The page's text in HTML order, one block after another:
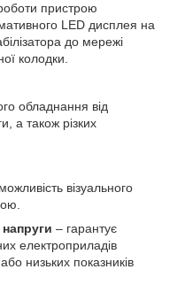
пристрою
LED дисплея на
до мережі
колодки.
обладнання від
а також різких
візуального
– гарантує
електроприладів
низьких показників